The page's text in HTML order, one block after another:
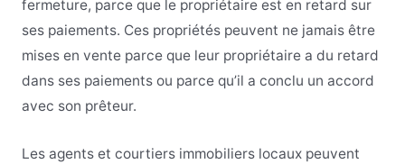
fermeture, parce que le propriétaire est en retard sur
ses paiements. Ces propriétés peuvent ne jamais être
mises en vente parce que leur propriétaire a du retard
dans ses paiements ou parce qu’il a conclu un accord
avec son prêteur.
Les agents et courtiers immobiliers locaux peuvent